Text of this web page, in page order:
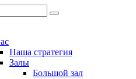
Наша стратегия
Залы
Большой зал